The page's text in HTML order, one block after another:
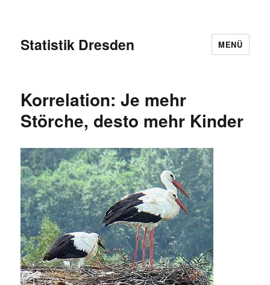
Statistik Dresden MENÜ
Korrelation: Je mehr
Störche, desto mehr Kinder